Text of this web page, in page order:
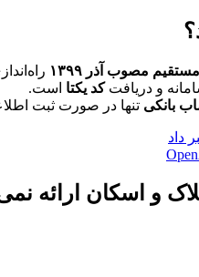
مصوب آذر ۱۳۹۹
و دریافتکد یکتا است.
بانکی تنها در صورت ثبت
و اسکان ارائه